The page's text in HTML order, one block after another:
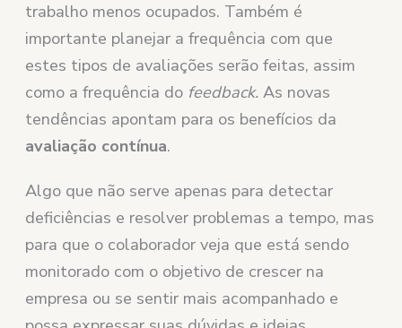
trabalho menos ocupados. Também é
importante planejar a frequência com que
estes tipos de avaliações serão feitas, assim
como a frequência do feedback. As novas
tendências apontam para os benefícios da
avaliação contínua.
Algo que não serve apenas para detectar
deficiências e resolver problemas a tempo, mas
para que o colaborador veja que está sendo
monitorado com o objetivo de crescer na
empresa ou se sentir mais acompanhado e